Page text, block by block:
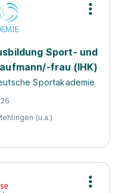
Sport- und
frau (IHK)
Sportakademie
(u.a.)